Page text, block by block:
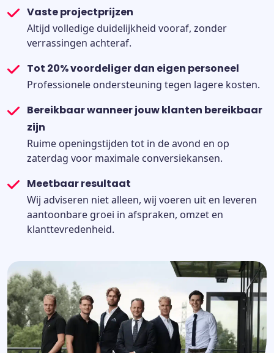
Vaste projectprijzen
Altijd volledige duidelijkheid vooraf, zonder
verrassingen achteraf.
Tot 20% voordeliger dan eigen personeel
Professionele ondersteuning tegen lagere kosten.
Bereikbaar wanneer jouw klanten bereikbaar
zijn
Ruime openingstijden tot in de avond en op
zaterdag voor maximale conversiekansen.
Meetbaar resultaat
Wij adviseren niet alleen, wij voeren uit en leveren
aantoonbare groei in afspraken, omzet en
klanttevredenheid.